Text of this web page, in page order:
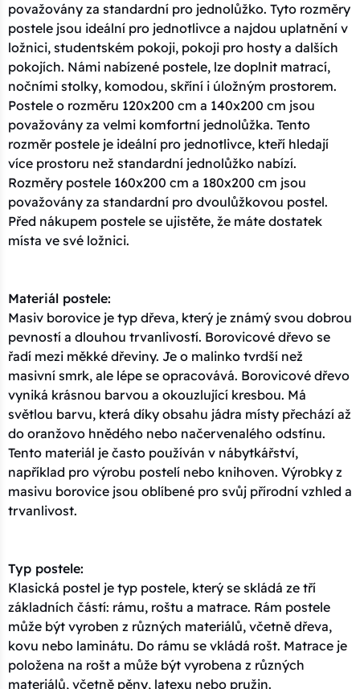
považovány za standardní pro jednolůžko. Tyto rozměry
postele jsou ideální pro jednotlivce a najdou uplatnění v
ložnici, studentském pokoji, pokoji pro hosty a dalších
pokojích. Námi nabízené postele, lze doplnit matrací,
nočními stolky, komodou, skříní i úložným prostorem.
Postele o rozměru 120x200 cm a 140x200 cm jsou
považovány za velmi komfortní jednolůžka. Tento
rozměr postele je ideální pro jednotlivce, kteří hledají
více prostoru než standardní jednolůžko nabízí.
Rozměry postele 160x200 cm a 180x200 cm jsou
považovány za standardní pro dvoulůžkovou postel.
Před nákupem postele se ujistěte, že máte dostatek
místa ve své ložnici.
Materiál postele:
Masiv borovice je typ dřeva, který je známý svou dobrou
pevností a dlouhou trvanlivostí. Borovicové dřevo se
řadí mezi měkké dřeviny. Je o malinko tvrdší než
masivní smrk, ale lépe se opracovává. Borovicové dřevo
vyniká krásnou barvou a okouzlující kresbou. Má
světlou barvu, která díky obsahu jádra místy přechází až
do oranžovo hnědého nebo načervenalého odstínu.
Tento materiál je často používán v nábytkářství,
například pro výrobu postelí nebo knihoven. Výrobky z
masivu borovice jsou oblíbené pro svůj přírodní vzhled a
trvanlivost.
Typ postele:
Klasická postel je typ postele, který se skládá ze tří
základních částí: rámu, roštu a matrace. Rám postele
může být vyroben z různých materiálů, včetně dřeva,
kovu nebo laminátu. Do rámu se vkládá rošt. Matrace je
položena na rošt a může být vyrobena z různých
materiálů, včetně pěny, latexu nebo pružin.